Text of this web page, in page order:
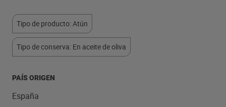
Tipo de producto: Atún
Tipo de conserva: En aceite de oliva
PAÍS ORIGEN
España